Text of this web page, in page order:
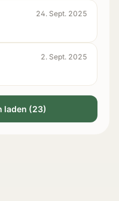
24. Sept. 2025
2. Sept. 2025
laden (23)